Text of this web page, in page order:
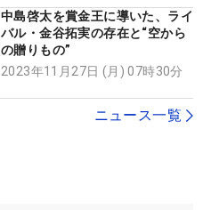
中島啓太を賞金王に導いた、ライ
バル・金谷拓実の存在と“空から
の贈りもの”
2023年11月27日 (月) 07時30分
ニュース一覧